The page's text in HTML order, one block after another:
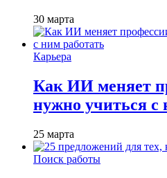
30 марта
Карьера
Как ИИ меняет
нужно учиться с
25 марта
Поиск работы